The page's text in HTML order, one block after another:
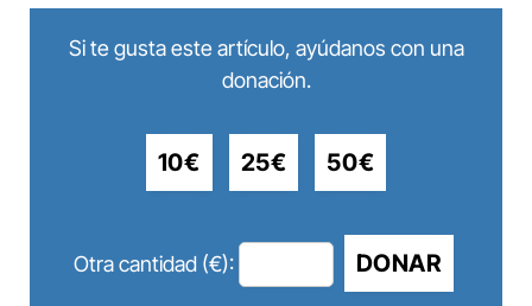
Si te gusta este artículo, ayúdanos con una
donación.
10€ 25€ 50€
Otra cantidad (€): DONAR